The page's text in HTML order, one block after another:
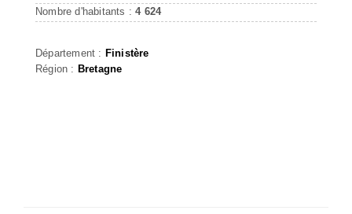
Nombre d'habitants :4 624
Département : Finistère
Région : Bretagne